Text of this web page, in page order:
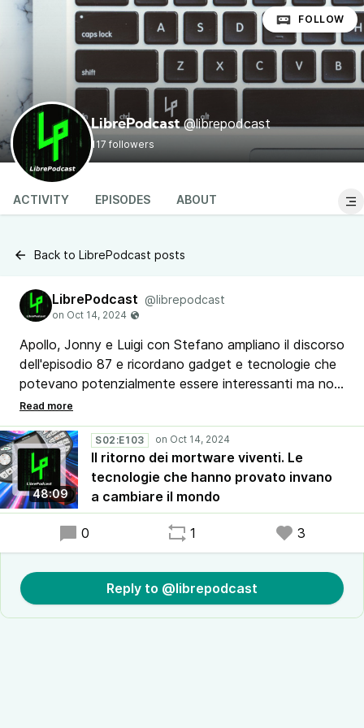
LibrePodcast @librepodcast
117 followers
FOLLOW
ACTIVITY EPISODES ABOUT
Back to LibrePodcast posts
LibrePodcast @librepodcast
Apollo, Jonny e Luigi con Stefano ampliano il discorso
dell'episodio 87 e ricordano gadget e tecnologie che
potevano potenzialmente essere interessanti ma non
hanno avuto un successo commerciale. A partire
dall'amato ma sfortunato N-Gage di Nokia fino a
oggetti a sorpresa che magari non vi ricordate.
48:09
S02:E103
Il ritorno dei mortware viventi. Le
tecnologie che hanno provato invano
a cambiare il mondo
0 1 3
Reply to @librepodcast